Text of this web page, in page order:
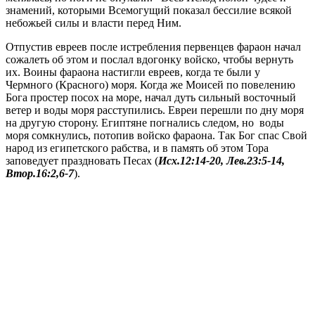
знамений, которыми Всемогущий показал бессилие всякой
небожьей силы и власти перед Ним.
Отпустив евреев после истребления первенцев фараон начал
сожалеть об этом и послал вдогонку войско, чтобы вернуть
их. Воины фараона настигли евреев, когда те были у
Чермного (Красного) моря. Когда же Моисей по повелению
Бога простер посох на море, начал дуть сильный восточный
ветер и воды моря расступились. Евреи перешли по дну моря
на другую сторону. Египтяне погнались следом, но воды
моря сомкнулись, потопив войско фараона. Так Бог спас Свой
народ из египетского рабства, и в память об этом Тора
заповедует праздновать Песах (Исх.12:14-20, Лев.23:5-14,
Втор.16:2,6-7).